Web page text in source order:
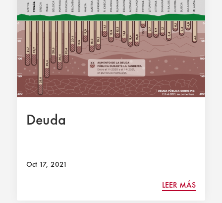
Deuda
Oct 17, 2021
LEER MÁS